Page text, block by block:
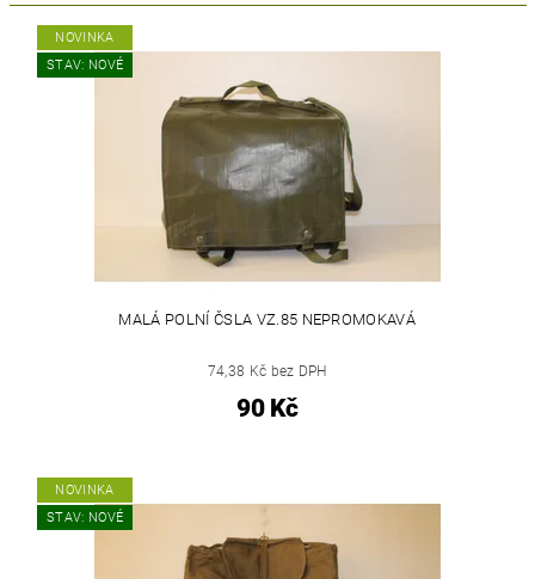
NOVINKA
STAV: NOVÉ
MALÁ POLNÍ ČSLA VZ.85 NEPROMOKAVÁ
74,38 Kč bez DPH
90 Kč
NOVINKA
STAV: NOVÉ